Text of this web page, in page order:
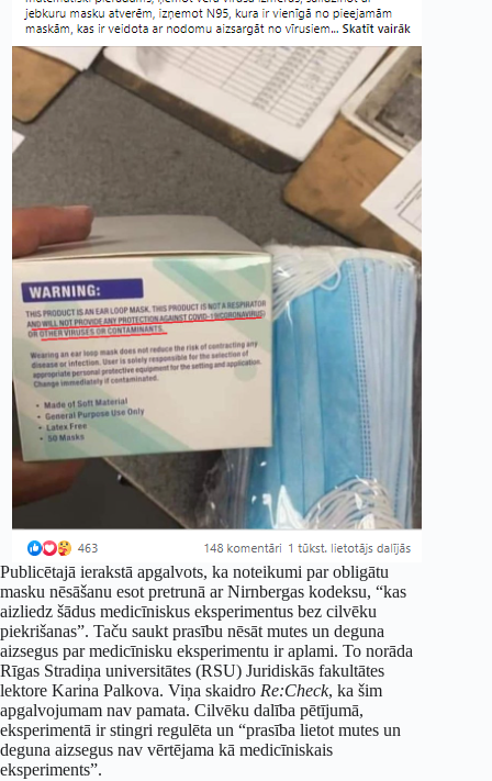
Publicētajā ierakstā apgalvots, ka noteikumi par obligātu
masku nēsāšanu esot pretrunā ar Nirnbergas kodeksu, “kas
aizliedz šādus medicīniskus eksperimentus bez cilvēku
piekrišanas”. Taču saukt prasību nēsāt mutes un deguna
aizsegus par medicīnisku eksperimentu ir aplami. To norāda
Rīgas Stradiņa universitātes (RSU) Juridiskās fakultātes
lektore Karina Palkova. Viņa skaidro Re:Check, ka šim
apgalvojumam nav pamata. Cilvēku dalība pētījumā,
eksperimentā ir stingri regulēta un “prasība lietot mutes un
deguna aizsegus nav vērtējama kā medicīniskais
eksperiments”.